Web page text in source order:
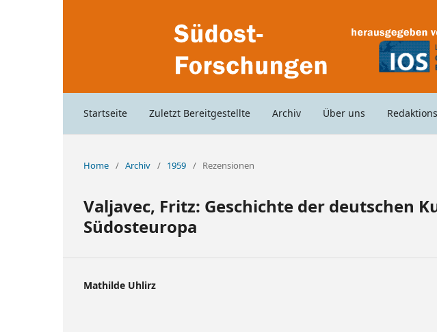
Startseite Zuletzt Bereitgestellte Archiv Über uns
Home / Archiv / 1959 / Rezensionen
Valjavec, Fritz: Geschichte der deutschen
Südosteuropa
Mathilde Uhlirz